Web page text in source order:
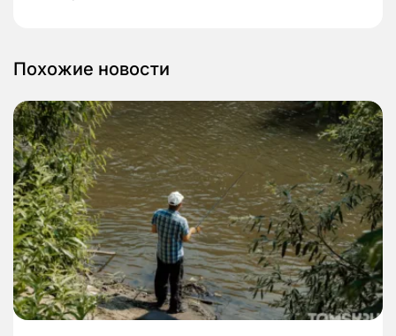
Похожие новости